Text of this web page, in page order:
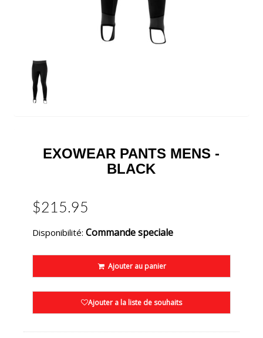
EXOWEAR PANTS MENS -
BLACK
$215.95
Disponibilité: Commande speciale
Ajouter au panier
Ajouter a la liste de souhaits